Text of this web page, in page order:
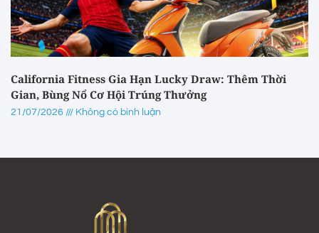
California Fitness Gia Hạn Lucky Draw: Thêm Thời
Gian, Bùng Nổ Cơ Hội Trúng Thưởng
21/07/2026 Không có bình luận